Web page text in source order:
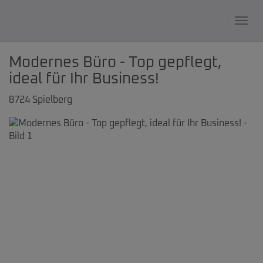
Modernes Büro - Top gepflegt,
ideal für Ihr Business!
8724 Spielberg